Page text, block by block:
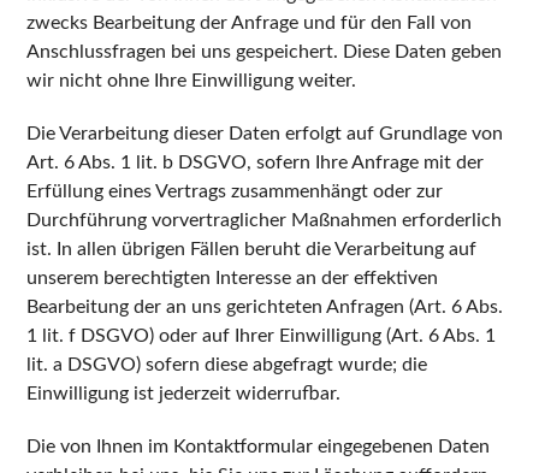
zwecks Bearbeitung der Anfrage und für den Fall von
Anschlussfragen bei uns gespeichert. Diese Daten geben
wir nicht ohne Ihre Einwilligung weiter.
Die Verarbeitung dieser Daten erfolgt auf Grundlage von
Art. 6 Abs. 1 lit. b DSGVO, sofern Ihre Anfrage mit der
Erfüllung eines Vertrags zusammenhängt oder zur
Durchführung vorvertraglicher Maßnahmen erforderlich
ist. In allen übrigen Fällen beruht die Verarbeitung auf
unserem berechtigten Interesse an der effektiven
Bearbeitung der an uns gerichteten Anfragen (Art. 6 Abs.
1 lit. f DSGVO) oder auf Ihrer Einwilligung (Art. 6 Abs. 1
lit. a DSGVO) sofern diese abgefragt wurde; die
Einwilligung ist jederzeit widerrufbar.
Die von Ihnen im Kontaktformular eingegebenen Daten